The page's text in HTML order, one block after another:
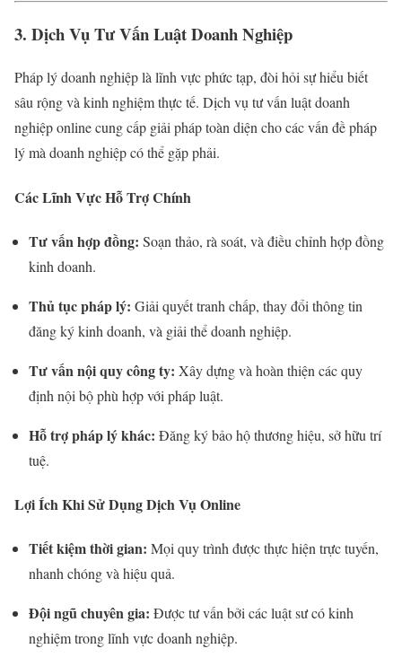
3. Dịch Vụ Tư Vấn Luật Doanh Nghiệp
Pháp lý doanh nghiệp là lĩnh vực phức tạp, đòi hỏi sự hiểu biết
sâu rộng và kinh nghiệm thực tế. Dịch vụ tư vấn luật doanh
nghiệp online cung cấp giải pháp toàn diện cho các vấn đề pháp
lý mà doanh nghiệp có thể gặp phải.
Các Lĩnh Vực Hỗ Trợ Chính
Tư vấn hợp đồng: Soạn thảo, rà soát, và điều chỉnh hợp đồng
kinh doanh.
Thủ tục pháp lý: Giải quyết tranh chấp, thay đổi thông tin
đăng ký kinh doanh, và giải thể doanh nghiệp.
Tư vấn nội quy công ty: Xây dựng và hoàn thiện các quy
định nội bộ phù hợp với pháp luật.
Hỗ trợ pháp lý khác: Đăng ký bảo hộ thương hiệu, sở hữu trí
tuệ.
Lợi Ích Khi Sử Dụng Dịch Vụ Online
Tiết kiệm thời gian: Mọi quy trình được thực hiện trực tuyến,
nhanh chóng và hiệu quả.
Đội ngũ chuyên gia: Được tư vấn bởi các luật sư có kinh
nghiệm trong lĩnh vực doanh nghiệp.